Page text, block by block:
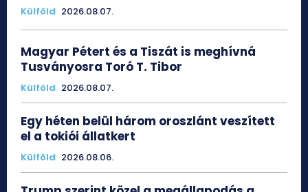
Külföld 2026.08.07.
Magyar Pétert és a Tiszát is meghívná
Tusványosra Toró T. Tibor
Külföld 2026.08.07.
Egy héten belül három oroszlánt veszített
el a tokiói állatkert
Külföld 2026.08.06.